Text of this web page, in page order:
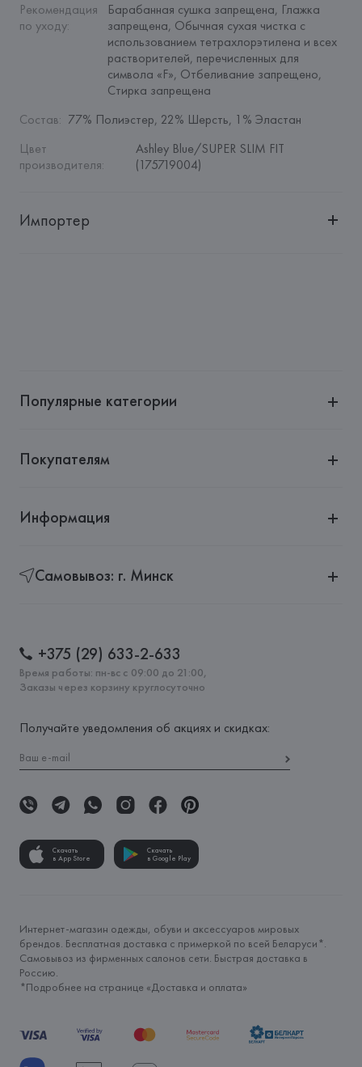
Рекомендация
по уходу:
Барабанная сушка запрещена, Глажка
запрещена, Обычная сухая чистка с
использованием тетрахлорэтилена и всех
растворителей, перечисленных для
символа «F», Отбеливание запрещено,
Стирка запрещена
Состав: 77% Полиэстер, 22% Шерсть, 1% Эластан
Цвет
производителя:
Ashley Blue/SUPER SLIM FIT
(175719004)
Импортер
Популярные категории
Покупателям
Информация
Самовывоз: г. Минск
+375 (29) 633-2-633
Время работы: пн-вс с 09:00 до 21:00,
Заказы через корзину круглосуточно
Получайте уведомления об акциях и скидках:
Скачать
в App Store
Скачать
в Google Play
Интернет-магазин одежды, обуви и аксессуаров мировых
брендов. Бесплатная доставка с примеркой по всей Беларуси*.
Самовывоз из фирменных салонов сети. Быстрая доставка в
Россию.
*Подробнее на странице «Доставка и оплата»